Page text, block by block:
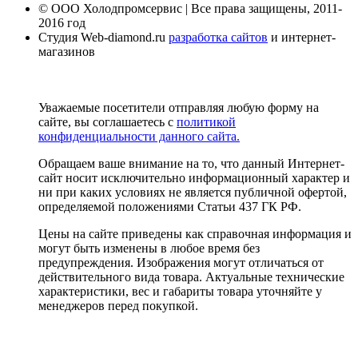
© ООО Холодпромсервис | Все права защищены, 2011-
2016 год
Студия Web-diamond.ru разработка сайтов и интернет-
магазинов
Уважаемые посетители отправляя любую форму на
сайте, вы соглашаетесь с политикой
конфиденциальности данного сайта.
Обращаем ваше внимание на то, что данный Интернет-
сайт носит исключительно информационный характер и
ни при каких условиях не является публичной офертой,
определяемой положениями Статьи 437 ГК РФ.
Цены на сайте приведены как справочная информация и
могут быть изменены в любое время без
предупреждения. Изображения могут отличаться от
действительного вида товара. Актуальные технические
характеристики, вес и габариты товара уточняйте у
менеджеров перед покупкой.